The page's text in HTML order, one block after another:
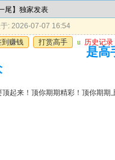
尾】独家发表
: 2026-07-07 16:54
到赚钱
打赏高手 u 历史记录
是高
顶起来！顶你期期精彩！顶你期期